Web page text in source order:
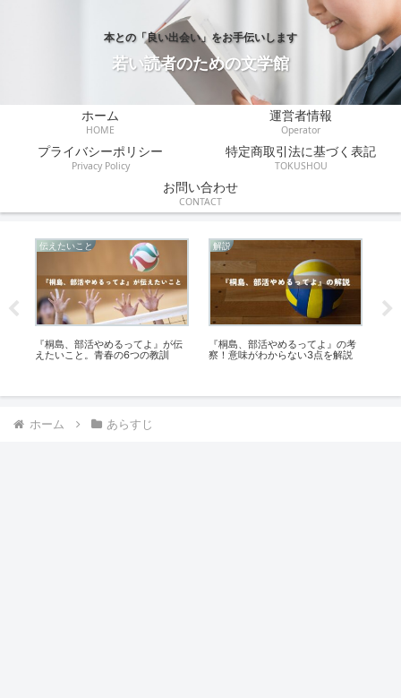
本との「良い出会い」をお手伝いします
若い読者のための文学館
ホーム
HOME
運営者情報
Operator
プライバシーポリシー
Privacy Policy
特定商取引法に基づく表記
TOKUSHOU
お問い合わせ
CONTACT
伝えたいこと
『桐島、部活やめるってよ』が伝
えたいこと。青春の6つの教訓
解説
『桐島、部活やめるってよ』の考
察！意味がわからない3点を解説
ホーム あらすじ